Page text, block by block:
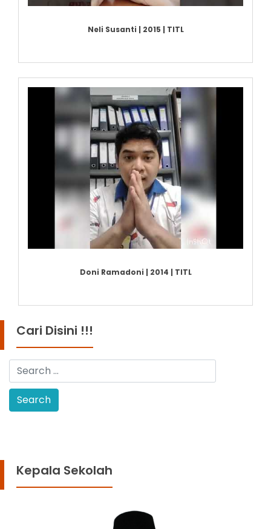
Neli Susanti | 2015 | TITL
Doni Ramadoni | 2014 | TITL
Cari Disini !!!
Kepala Sekolah